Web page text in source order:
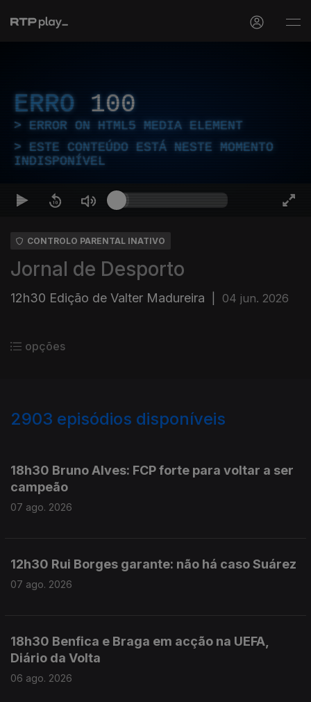
ERRO 100
ERROR ON HTML5 MEDIA ELEMENT
ESTE CONTEÚDO ESTÁ NESTE MOMENTO
INDISPONÍVEL
CONTROLO PARENTAL INATIVO
Jornal de Desporto
12h30 Edição de Valter Madureira 04 jun. 2026
opções
2903 episódios disponíveis
18h30 Bruno Alves: FCP forte para voltar a ser
campeão
07 ago. 2026
12h30 Rui Borges garante: não há caso Suárez
07 ago. 2026
18h30 Benfica e Braga em acção na UEFA,
Diário da Volta
06 ago. 2026